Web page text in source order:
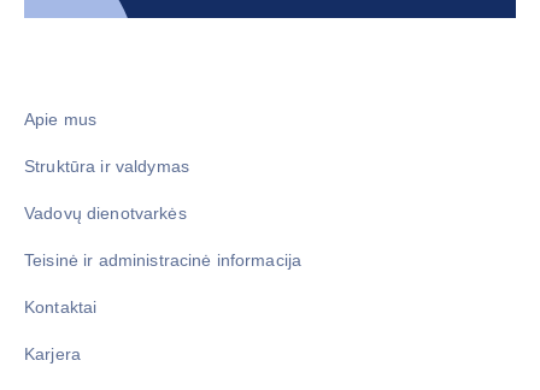
Apie mus
Struktūra ir valdymas
Vadovų dienotvarkės
Teisinė ir administracinė informacija
Kontaktai
Karjera